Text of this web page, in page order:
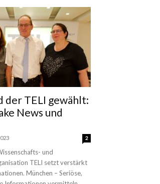
der TELI gewählt:
News und
2
und
TELI setzt verstärkt
München – Seriöse,